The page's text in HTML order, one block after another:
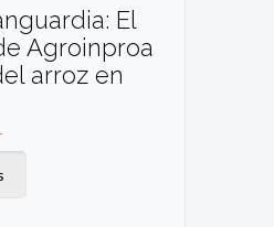
El
Agroinproa
arroz en